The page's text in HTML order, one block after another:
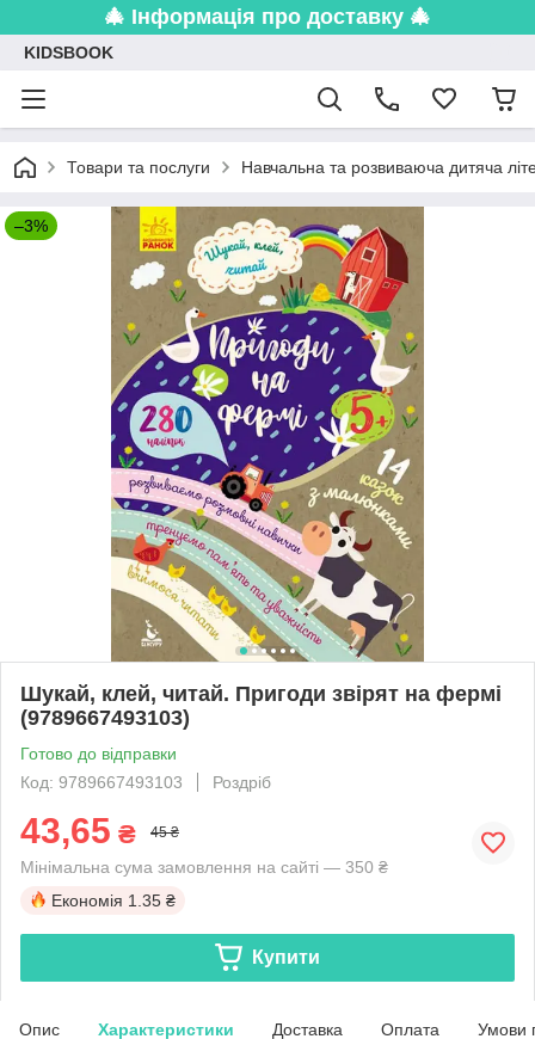
🎄 Інформація про доставку 🎄
KIDSBOOK
Товари та послуги Навчальна та розвиваюча дитяча
–3%
Шукай, клей, читай. Пригоди звірят на фермі
(9789667493103)
Готово до відправки
Код: 9789667493103
Роздріб
43,65 ₴ 45 ₴
Мінімальна сума замовлення на сайті — 350 ₴
Економія 1.35 ₴
Купити
Опис Характеристики Доставка Оплата Умови